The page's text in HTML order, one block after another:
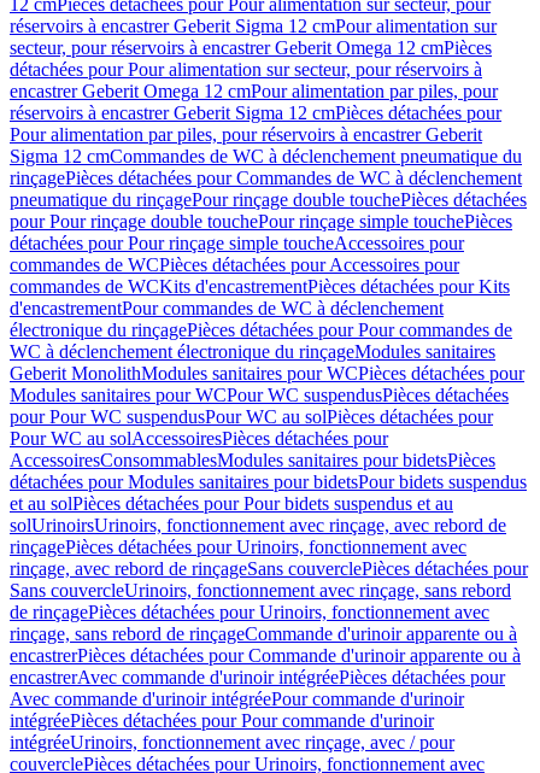
12 cmPièces détachées pour Pour alimentation sur secteur, pour
réservoirs à encastrer Geberit Sigma 12 cmPour alimentation sur
secteur, pour réservoirs à encastrer Geberit Omega 12 cmPièces
détachées pour Pour alimentation sur secteur, pour réservoirs à
encastrer Geberit Omega 12 cmPour alimentation par piles, pour
réservoirs à encastrer Geberit Sigma 12 cmPièces détachées pour
Pour alimentation par piles, pour réservoirs à encastrer Geberit
Sigma 12 cmCommandes de WC à déclenchement pneumatique du
rinçagePièces détachées pour Commandes de WC à déclenchement
pneumatique du rinçagePour rinçage double touchePièces détachées
pour Pour rinçage double touchePour rinçage simple touchePièces
détachées pour Pour rinçage simple toucheAccessoires pour
commandes de WCPièces détachées pour Accessoires pour
commandes de WCKits d'encastrementPièces détachées pour Kits
d'encastrementPour commandes de WC à déclenchement
électronique du rinçagePièces détachées pour Pour commandes de
WC à déclenchement électronique du rinçageModules sanitaires
Geberit MonolithModules sanitaires pour WCPièces détachées pour
Modules sanitaires pour WCPour WC suspendusPièces détachées
pour Pour WC suspendusPour WC au solPièces détachées pour
Pour WC au solAccessoiresPièces détachées pour
AccessoiresConsommablesModules sanitaires pour bidetsPièces
détachées pour Modules sanitaires pour bidetsPour bidets suspendus
et au solPièces détachées pour Pour bidets suspendus et au
solUrinoirsUrinoirs, fonctionnement avec rinçage, avec rebord de
rinçagePièces détachées pour Urinoirs, fonctionnement avec
rinçage, avec rebord de rinçageSans couverclePièces détachées pour
Sans couvercleUrinoirs, fonctionnement avec rinçage, sans rebord
de rinçagePièces détachées pour Urinoirs, fonctionnement avec
rinçage, sans rebord de rinçageCommande d'urinoir apparente ou à
encastrerPièces détachées pour Commande d'urinoir apparente ou à
encastrerAvec commande d'urinoir intégréePièces détachées pour
Avec commande d'urinoir intégréePour commande d'urinoir
intégréePièces détachées pour Pour commande d'urinoir
intégréeUrinoirs, fonctionnement avec rinçage, avec / pour
couverclePièces détachées pour Urinoirs, fonctionnement avec